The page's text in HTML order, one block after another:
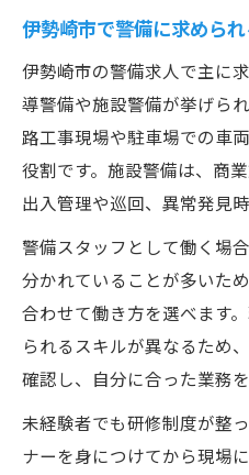
手当と賞与で差
副業から本業へ転
長期雇用が魅力の
男性中心の現場で活
警備業務で求め
現場環境に適応す
男性スタッフが感
同僚と築くチーム
伊勢崎市で警備に求めら
伊勢崎市の警備求人で主に
導警備や施設警備が挙げら
路工事現場や駐車場での車
役割です。施設警備は、商
出入管理や巡回、異常発見
警備スタッフとして働く場
分かれていることが多いた
合わせて働き方を選べます
られるスキルが異なるため
確認し、自分に合った業務
未経験者でも研修制度が整
ナーを身につけてから現場